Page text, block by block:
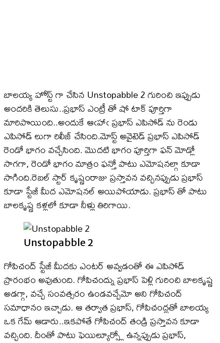
బాలయ్య హోస్ట్ గా చేసిన Unstopabble 2 గురించి ఇప్పుడు
అందరికి తెలుసు..ప్రభాస్ ఎంట్రీ తో షో టాక్ పూర్తిగా
మారిపొయింది..అందుకే ఆఁహాఁ ప్రభాస్ ఎపిసోడ్ ను రెండు
ఎపిసోడ్ లుగా రిలీజ్ చేసింది.మోస్ట్ అవైటెడ్ ప్రభాస్ ఎపిసోడ్
రెండో భాగం వచ్చేసింది. మొదటి భాగం పూర్తిగా ఫన్ మోడ్లో
సాగగా, రెండో భాగం మాత్రం ఫన్తో పాటు ఎమోషనల్గా కూడా
సాగింది.రెబల్ స్టార్ కృష్ణంరాజు ప్రస్తావన వచ్చినప్పుడు ప్రభాస్
కూడా స్టేజీ మీద ఎమోషనల్ అయిపోయాడు. ప్రభాస్ తో పాటు
బాలకృష్ణ కళ్లలో కూడా నీళ్లు తిరిగాయి.
Unstopabble 2
గోపిచంద్ స్టేజీ మీదకు ఎంటర్ అవ్వడంతో ఈ ఎపిసోడ్
ప్రారంభం అవుతుంది. గోపిచంద్ను ప్రభాస్ పెళ్లి గురించి బాలకృష్ణ
అడగ్గా, వచ్చే సంవత్సరం ఉండవచ్చేమో అని గోపిచంద్
సమాధానం ఇచ్చాడు. ఆ తర్వాత ప్రభాస్, గోపిచంద్లతో బాలయ్య
ఒక గేమ్ ఆడారు..ఇకపోతే గోపిచంద్ తండ్రి ప్రస్తావన కూడా
వచ్చింది. దీంతో పాటు ఫెయిల్యూర్స్లో ఉన్నప్పుడు ప్రభాస్,